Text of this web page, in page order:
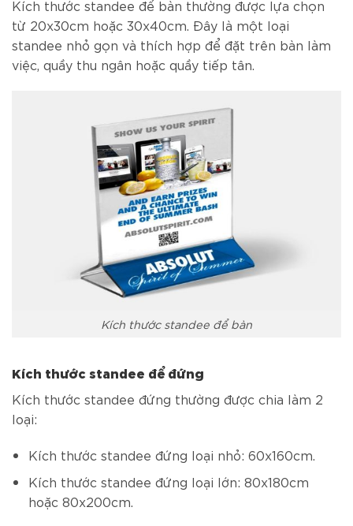
Kích thước standee để bàn thường được lựa chọn
từ 20x30cm hoặc 30x40cm. Đây là một loại
standee nhỏ gọn và thích hợp để đặt trên bàn làm
việc, quầy thu ngân hoặc quầy tiếp tân.
Kích thước standee để bàn
Kích thước standee để đứng
Kích thước standee đứng thường được chia làm 2
loại:
Kích thước standee đứng loại nhỏ: 60x160cm.
Kích thước standee đứng loại lớn: 80x180cm
hoặc 80x200cm.